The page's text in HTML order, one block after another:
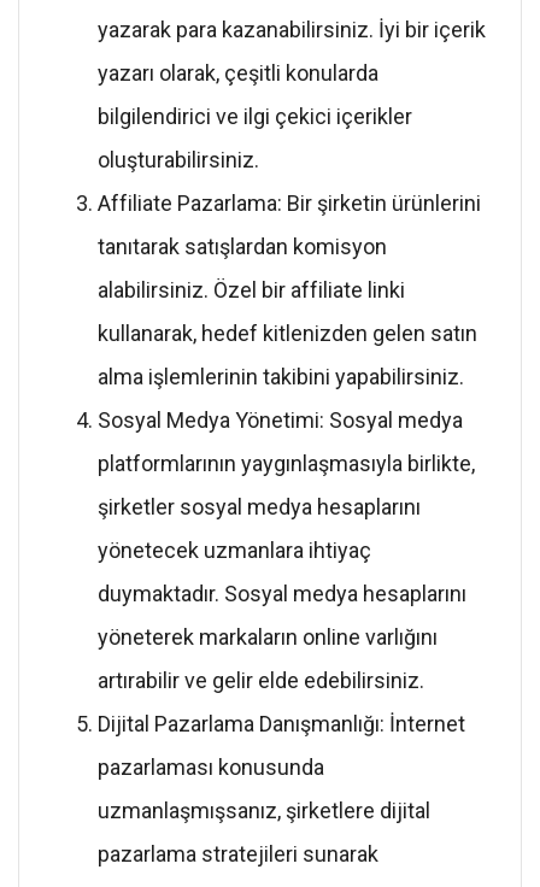
yazarak para kazanabilirsiniz. İyi bir içerik
yazarı olarak, çeşitli konularda
bilgilendirici ve ilgi çekici içerikler
oluşturabilirsiniz.
Affiliate Pazarlama: Bir şirketin ürünlerini
tanıtarak satışlardan komisyon
alabilirsiniz. Özel bir affiliate linki
kullanarak, hedef kitlenizden gelen satın
alma işlemlerinin takibini yapabilirsiniz.
Sosyal Medya Yönetimi: Sosyal medya
platformlarının yaygınlaşmasıyla birlikte,
şirketler sosyal medya hesaplarını
yönetecek uzmanlara ihtiyaç
duymaktadır. Sosyal medya hesaplarını
yöneterek markaların online varlığını
artırabilir ve gelir elde edebilirsiniz.
Dijital Pazarlama Danışmanlığı: İnternet
pazarlaması konusunda
uzmanlaşmışsanız, şirketlere dijital
pazarlama stratejileri sunarak